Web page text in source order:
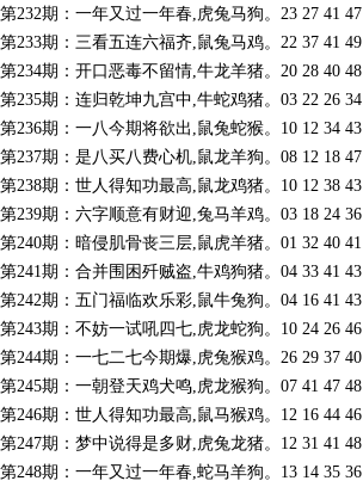
第232期：一年又过一年春,虎兔马狗。23 27 41 47
第233期：三看五连六福齐,鼠兔马鸡。22 37 41 49
第234期：开口恶毒不留情,牛龙羊猪。20 28 40 48
第235期：连归乾坤九宫中,牛蛇鸡猪。03 22 26 34
第236期：一八今期将欲出,鼠兔蛇猴。10 12 34 43
第237期：是八买八费心机,鼠龙羊狗。08 12 18 47
第238期：世人得知功最高,鼠龙鸡猪。10 12 38 43
第239期：六字顺意有财迎,兔马羊鸡。03 18 24 36
第240期：暗侵肌骨丧三层,鼠虎羊猪。01 32 40 41
第241期：合并围困歼贼盗,牛鸡狗猪。04 33 41 43
第242期：五门福临欢乐彩,鼠牛兔狗。04 16 41 43
第243期：不妨一试吼四七,虎龙蛇狗。10 24 26 46
第244期：一七二七今期爆,虎兔猴鸡。26 29 37 40
第245期：一朝登天鸡犬鸣,虎龙猴狗。07 41 47 48
第246期：世人得知功最高,鼠马猴鸡。12 16 44 46
第247期：梦中说得是多财,虎兔龙猪。12 31 41 48
第248期：一年又过一年春,蛇马羊狗。13 14 35 36